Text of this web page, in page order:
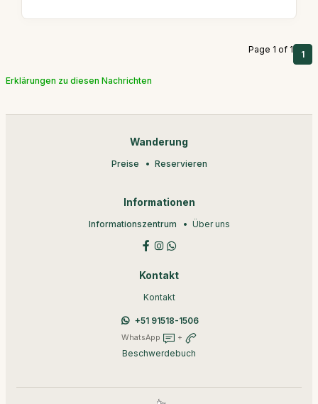
Page 1 of 1 1
Erklärungen zu diesen Nachrichten
Wanderung
Preise Reservieren
Informationen
Informationszentrum Über uns
Kontakt
Kontakt
+51 91518-1506
WhatsApp +
Beschwerdebuch